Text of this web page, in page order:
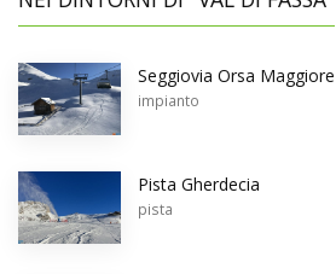
Seggiovia Orsa Maggiore
impianto
Pista Gherdecia
pista